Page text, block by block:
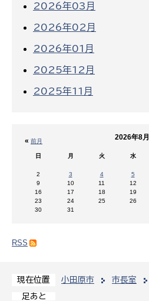
現在位置 小田原市 市長室
足あと
2026年03月
2026年02月
2026年01月
2025年12月
2025年11月
« 前月 2026年8月
日 月 火 水
2
3 4 5
9
10 11 12
16
17 18 19
23
24 25 26
30
31
RSS